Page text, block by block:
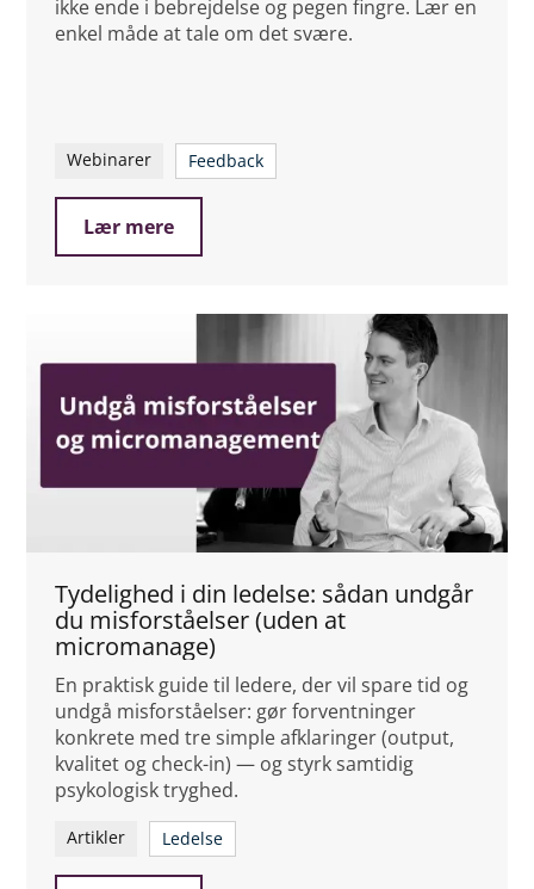
ikke ende i bebrejdelse og pegen fingre. Lær en
enkel måde at tale om det svære.
Webinarer Feedback
Lær mere
Tydelighed i din ledelse: sådan undgår
du misforståelser (uden at
micromanage)
En praktisk guide til ledere, der vil spare tid og
undgå misforståelser: gør forventninger
konkrete med tre simple afklaringer (output,
kvalitet og check-in) — og styrk samtidig
psykologisk tryghed.
Artikler Ledelse